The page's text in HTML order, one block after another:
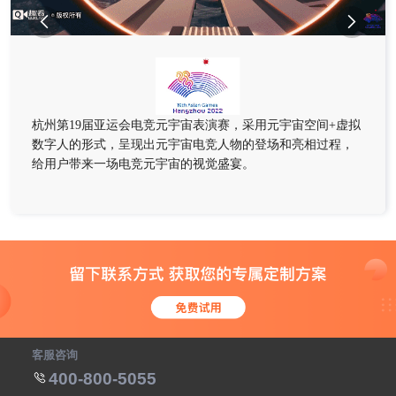
杭州第19届亚运会电竞元宇宙表演赛，采用元宇宙空间+虚拟
数字人的形式，呈现出元宇宙电竞人物的登场和亮相过程，
给用户带来一场电竞元宇宙的视觉盛宴。
 
客服咨询
400-800-5055